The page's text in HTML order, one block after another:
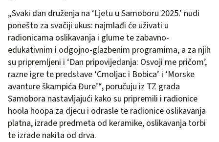
„Svaki dan druženja na ‘Ljetu u Samoboru 2025.’ nudi
ponešto za svačiji ukus: najmlađi će uživati u
radionicama oslikavanja i glume te zabavno-
edukativnim i odgojno-glazbenim programima, a za njih
su pripremljeni i ‘Dan pripovijedanja: Osvoji me pričom’,
razne igre te predstave ‘Cmoljac i Bobica’ i ‘Morske
avanture škampića Đure’“, poručuju iz TZ grada
Samobora nastavljajući kako su pripremili i radionice
hoola hoopa za djecu i odrasle te radionice oslikavanja
platna, izrade predmeta od keramike, oslikavanja torbi
te izrade nakita od drva.